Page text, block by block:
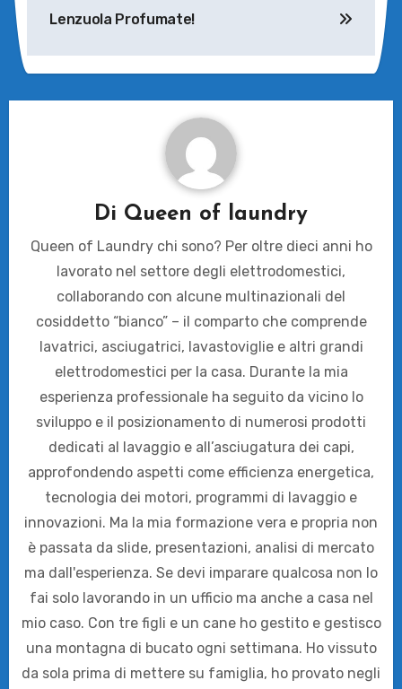
Lenzuola Profumate!
Di Queen of laundry
Queen of Laundry chi sono? Per oltre dieci anni ho
lavorato nel settore degli elettrodomestici,
collaborando con alcune multinazionali del
cosiddetto “bianco” – il comparto che comprende
lavatrici, asciugatrici, lavastoviglie e altri grandi
elettrodomestici per la casa. Durante la mia
esperienza professionale ha seguito da vicino lo
sviluppo e il posizionamento di numerosi prodotti
dedicati al lavaggio e all’asciugatura dei capi,
approfondendo aspetti come efficienza energetica,
tecnologia dei motori, programmi di lavaggio e
innovazioni. Ma la mia formazione vera e propria non
è passata da slide, presentazioni, analisi di mercato
ma dall'esperienza. Se devi imparare qualcosa non lo
fai solo lavorando in un ufficio ma anche a casa nel
mio caso. Con tre figli e un cane ho gestito e gestisco
una montagna di bucato ogni settimana. Ho vissuto
da sola prima di mettere su famiglia, ho provato negli